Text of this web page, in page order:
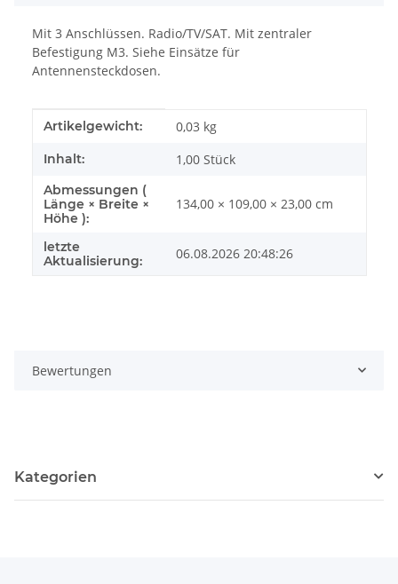
Mit 3 Anschlüssen. Radio/TV/SAT. Mit zentraler
Befestigung M3. Siehe Einsätze für
Antennensteckdosen.
Produkteigenschaft
Wert
Artikelgewicht: 0,03 kg
Inhalt: 1,00 Stück
Abmessungen (
Länge × Breite ×
Höhe ):
134,00 × 109,00 × 23,00 cm
letzte
Aktualisierung:
06.08.2026 20:48:26
Bewertungen
Kategorien